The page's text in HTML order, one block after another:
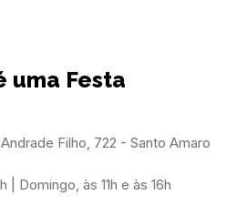
uma Festa
| Domingo, às 11h e às 16h